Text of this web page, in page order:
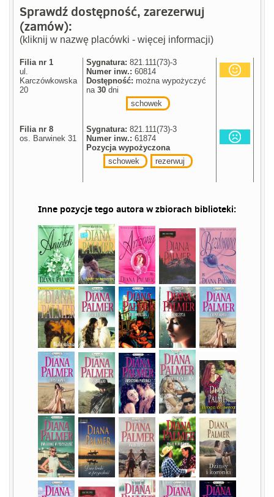
Sprawdź dostępność, zarezerwuj
(zamów):
(kliknij w nazwę placówki - więcej informacji)
Filia nr 1
ul.
Karczówkowska
20
Sygnatura: 821.111(73)-3
Numer inw.: 60814
Dostępność: można wypożyczyć
na30 dni
schowek
Filia nr 8
os. Barwinek 31
Sygnatura: 821.111(73)-3
Numer inw.: 61874
Pozycja wypożyczona
schowek
rezerwuj
Inne pozycje tego autora w zbiorach biblioteki: